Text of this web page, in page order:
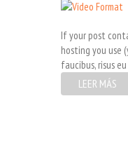
If your post
hosting you use
faucibus, risus
LEER MÁS